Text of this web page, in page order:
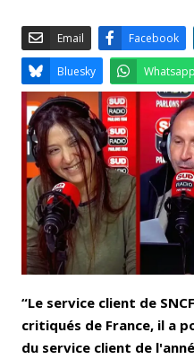
Email
Bluesky
“Le service client de
critiqués de France, il a
du service client de